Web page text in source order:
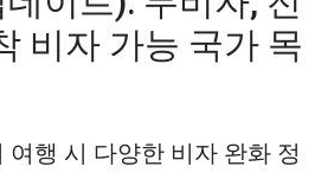
비자 가능 국가 목
여행 시 다양한 비자 완화 정